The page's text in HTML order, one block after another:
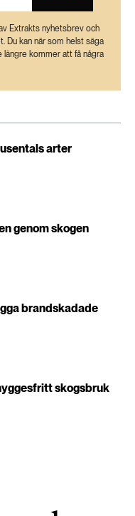
Extrakts nyhetsbrev och
Du kan när som helst säga
längre kommer att få några
arter
genom skogen
brandskadade
skogsbruk